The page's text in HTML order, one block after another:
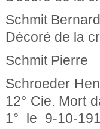
Schmit
Décoré de la
Schroeder
12° Cie. Mort
1° le 9-10-